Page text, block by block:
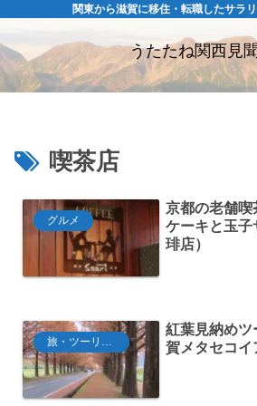
関東から滋賀に移住・転職したサラ
うたたね関西見
喫茶店
グルメ
京都の老舗喫
ケーキと玉子
琲店）
旅・ツーリング
紅葉見納めツ
賀メタセコイ